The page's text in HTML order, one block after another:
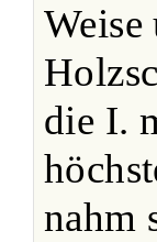
die I.
nahm